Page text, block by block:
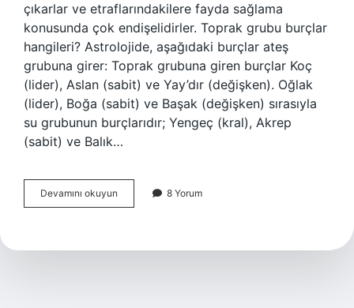
çıkarlar ve etraflarındakilere fayda sağlama
konusunda çok endişelidirler. Toprak grubu burçlar
hangileri? Astrolojide, aşağıdaki burçlar ateş
grubuna girer: Toprak grubuna giren burçlar Koç
(lider), Aslan (sabit) ve Yay’dır (değişken). Oğlak
(lider), Boğa (sabit) ve Başak (değişken) sırasıyla
su grubunun burçlarıdır; Yengeç (kral), Akrep
(sabit) ve Balık…
Devamını okuyun
Burcu
Yer
8 Yorum